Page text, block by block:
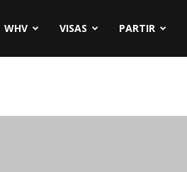
WHV VISAS PARTIR